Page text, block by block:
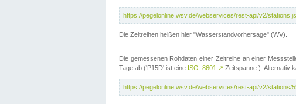
https://pegelonline.wsv.de/webservices/rest-api/v2/
Die Zeitreihen heißen hier "Wasserstandvorhersage" (WV).
Die gemessenen Rohdaten einer Zeitreihe an einer
Tage ab ('P15D' ist eine ISO_8601 ↗ Zeitspanne.). Alternativ
https://pegelonline.wsv.de/webservices/rest-api/v2/stations/